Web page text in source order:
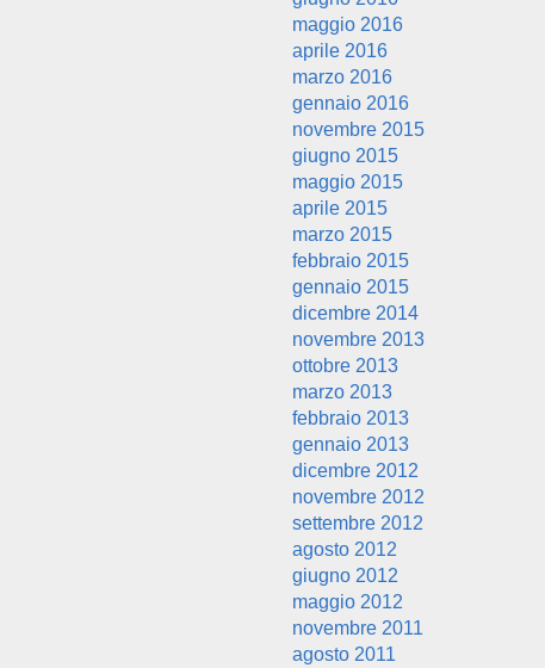
maggio 2016
aprile 2016
marzo 2016
gennaio 2016
novembre 2015
giugno 2015
maggio 2015
aprile 2015
marzo 2015
febbraio 2015
gennaio 2015
dicembre 2014
novembre 2013
ottobre 2013
marzo 2013
febbraio 2013
gennaio 2013
dicembre 2012
novembre 2012
settembre 2012
agosto 2012
giugno 2012
maggio 2012
novembre 2011
agosto 2011